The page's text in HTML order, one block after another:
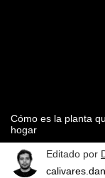
Cómo es la planta
hogar
Editado por